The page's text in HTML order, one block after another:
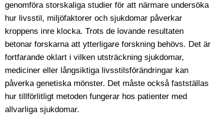
genomföra storskaliga studier för att närmare undersöka
hur livsstil, miljöfaktorer och sjukdomar påverkar
kroppens inre klocka. Trots de lovande resultaten
betonar forskarna att ytterligare forskning behövs. Det är
fortfarande oklart i vilken utsträckning sjukdomar,
mediciner eller långsiktiga livsstilsförändringar kan
påverka genetiska mönster. Det måste också fastställas
hur tillförlitligt metoden fungerar hos patienter med
allvarliga sjukdomar.